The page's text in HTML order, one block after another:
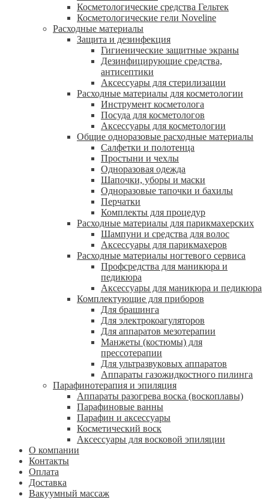
Косметологические средства Гельтек
Косметологические гели Noveline
Расходные материалы
Защита и дезинфекция
Гигиенические защитные экраны
Дезинфицирующие средства,
антисептики
Аксессуары для стерилизации
Расходные материалы для косметологии
Инструмент косметолога
Посуда для косметологов
Аксессуары для косметологии
Общие одноразовые расходные материалы
Салфетки и полотенца
Простыни и чехлы
Одноразовая одежда
Шапочки, уборы и маски
Одноразовые тапочки и бахилы
Перчатки
Комплекты для процедур
Расходные материалы для парикмахерских
Шампуни и средства для волос
Аксессуары для парикмахеров
Расходные материалы ногтевого сервиса
Профсредства для маникюра и
педикюра
Аксессуары для маникюра и педикюра
Комплектующие для приборов
Для брашинга
Для электрокоагуляторов
Для аппаратов мезотерапии
Манжеты (костюмы) для
прессотерапии
Для ультразвуковых аппаратов
Аппараты газожидкостного пилинга
Парафинотерапия и эпиляция
Аппараты разогрева воска (воскоплавы)
Парафиновые ванны
Парафин и аксессуары
Косметический воск
Аксессуары для восковой эпиляции
О компании
Контакты
Оплата
Доставка
Вакуумный массаж